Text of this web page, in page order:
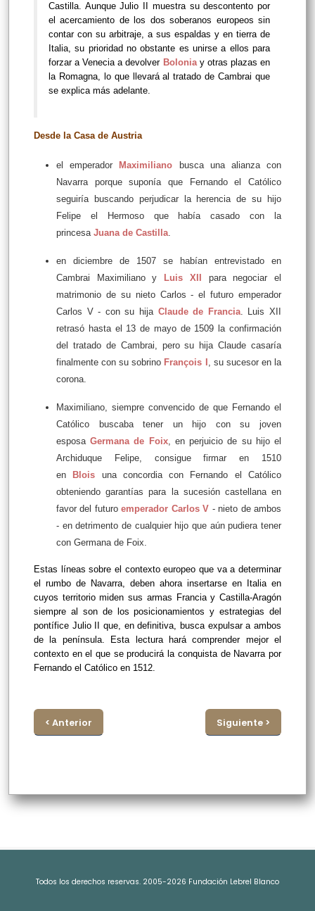
Castilla. Aunque Julio II muestra su descontento por
el acercamiento de los dos soberanos europeos sin
contar con su arbitraje, a sus espaldas y en tierra de
Italia, su prioridad no obstante es unirse a ellos para
forzar a Venecia a devolver Bolonia y otras plazas en
la Romagna, lo que llevará al tratado de Cambrai que
se explica más adelante.
Desde la Casa de Austria
el emperador Maximiliano
busca una alianza con
Navarra porque suponía que Fernando el Católico
seguiría buscando perjudicar la herencia de su hijo
Felipe el Hermoso que había casado con la
princesa Juana de Castilla.
en diciembre de 1507 se habían entrevistado en
Cambrai Maximiliano y
Luis XII
para negociar el
matrimonio de su nieto Carlos - el futuro emperador
Carlos V - con su hija Claude de Francia. Luis XII
retrasó hasta el 13 de mayo de 1509 la confirmación
del tratado de Cambrai, pero su hija Claude casaría
finalmente con su sobrino François I , su sucesor en la
corona.
Maximiliano, siempre convencido de que Fernando el
Católico buscaba tener un hijo con su joven
esposaGermana de Foix, en perjuicio de su hijo el
Archiduque Felipe, consigue firmar en 1510
en
Blois
una concordia con Fernando el Católico
obteniendo garantías para la sucesión castellana en
favor del futuroemperador Carlos V - nieto de ambos
- en detrimento de cualquier hijo que aún pudiera tener
con Germana de Foix.
Estas líneas sobre el contexto europeo que va a determinar
el rumbo de Navarra, deben ahora insertarse en Italia en
cuyos territorio miden sus armas Francia y Castilla-Aragón
siempre al son de los posicionamientos y estrategias del
pontífice Julio II que, en definitiva, busca expulsar a ambos
de la península. Esta lectura hará comprender mejor el
contexto en el que se producirá la conquista de Navarra por
Fernando el Católico en 1512.
< Anterior Siguiente >
Todos los derechos reservas. 2005-2026 Fundación Lebrel Blanco